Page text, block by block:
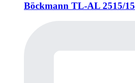
Böckmann TL-AL 2515/15